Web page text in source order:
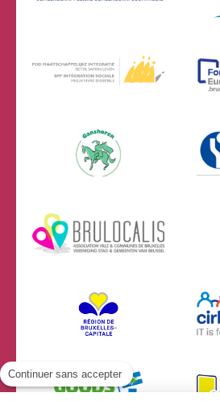
Continuer sans accepter